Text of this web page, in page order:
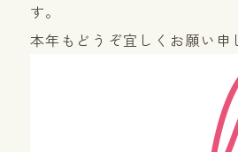
す。
本年もどうぞ宜しくお願い申